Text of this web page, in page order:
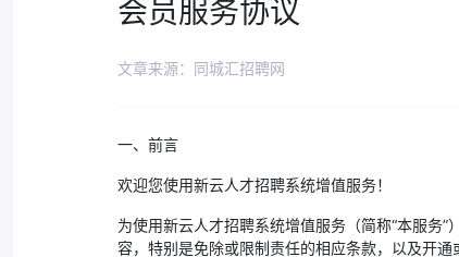
会员服务协议
文章来源：同城汇招聘网
一、前言
欢迎您使用新云人才招聘系统增值服务！
为使用新云人才招聘系统增值服务（简称“本服务
容，特别是免除或限制责任的相应条款，以及开通